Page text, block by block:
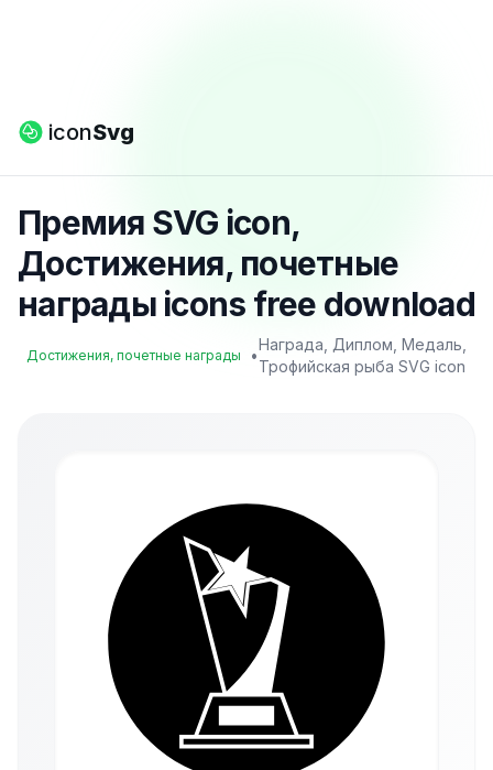
iconSvg
Премия SVG icon,
Достижения, почетные
награды icons free download
Достижения, почетные награды •
Награда, Диплом, Медаль,
Трофийская рыба SVG icon